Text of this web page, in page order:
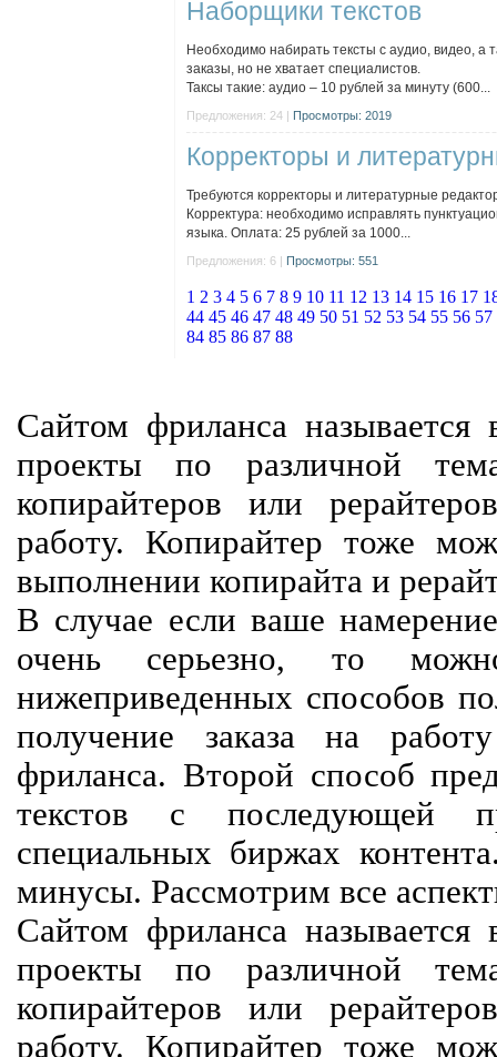
Наборщики текстов
Необходимо набирать тексты с аудио, видео, а
заказы, но не хватает специалистов.
Таксы такие: аудио – 10 рублей за минуту (600...
Предложения: 24 | Просмотры: 2019
Корректоры и
Требуются корректоры и литературные
Корректура: необходимо исправлять
языка. Оплата: 25 рублей за 1000...
Предложения: 6 | Просмотры: 551
1 2 3 4 5 6 7 8 9 10 11 12 13 14 15 16 17
44 45 46 47 48 49 50 51 52 53 54 55 56 57
84 85 86 87 88
Сайтом фриланса называется
проекты по различной
копирайтеров или
работу. Копирайтер тоже
выполнении копирайта и
В случае если ваше
очень серьезно, то
нижеприведенных способов
получение заказа на
фриланса. Второй способ
текстов с последующей
специальных биржах
минусы. Рассмотрим все
Сайтом фриланса называется
проекты по различной
копирайтеров или
работу. Копирайтер тоже